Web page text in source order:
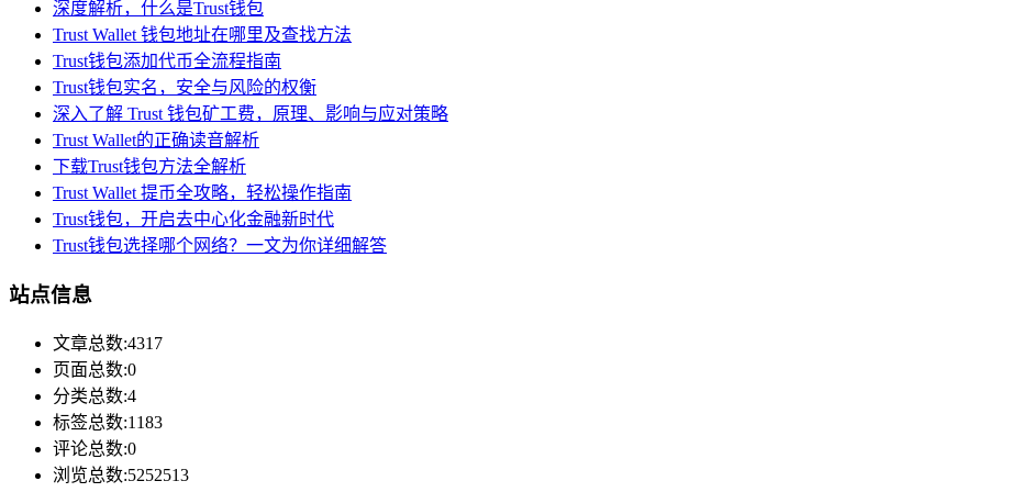
深度解析，什么是Trust钱包
Trust Wallet 钱包地址在哪里及查找方法
Trust钱包添加代币全流程指南
Trust钱包实名，安全与风险的权衡
深入了解 Trust 钱包矿工费，原理、影响与应对策略
Trust Wallet的正确读音解析
下载Trust钱包方法全解析
Trust Wallet 提币全攻略，轻松操作指南
Trust钱包，开启去中心化金融新时代
Trust钱包选择哪个网络？一文为你详细解答
站点信息
文章总数:4317
页面总数:0
分类总数:4
标签总数:1183
评论总数:0
浏览总数:5252513